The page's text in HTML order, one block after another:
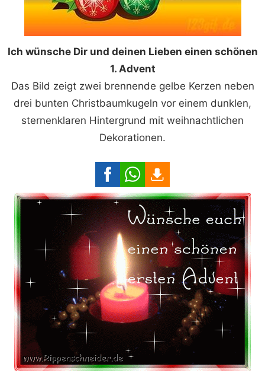
Ich wünsche Dir und deinen Lieben einen schönen
1. Advent
Das Bild zeigt zwei brennende gelbe Kerzen neben
drei bunten Christbaumkugeln vor einem dunklen,
sternenklaren Hintergrund mit weihnachtlichen
Dekorationen.